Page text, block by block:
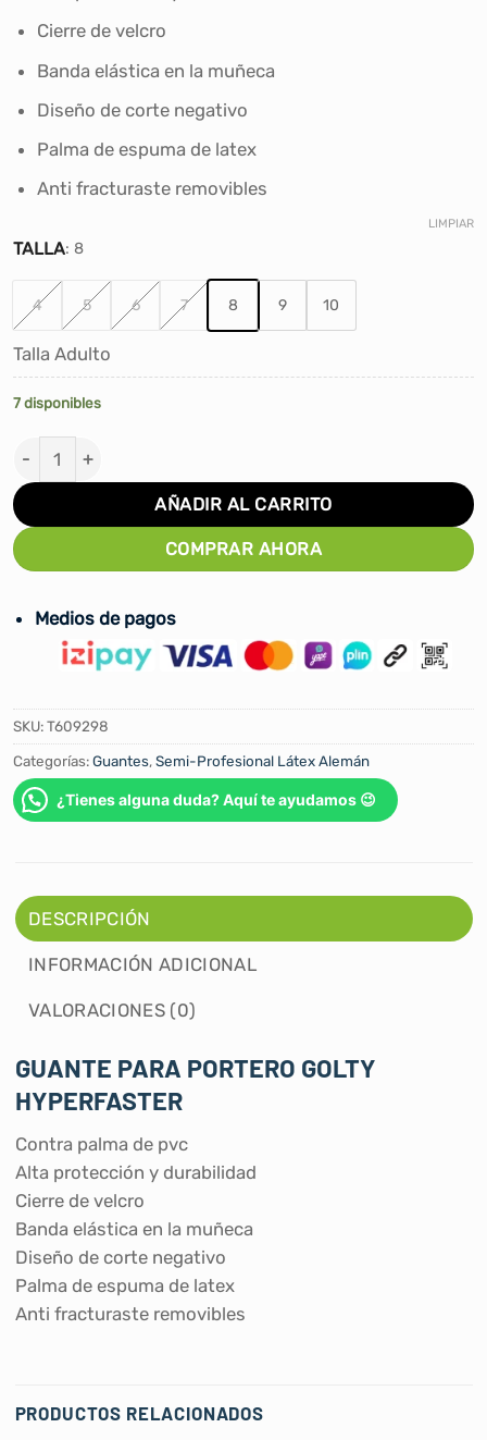
S/150.00.
Cierre de velcro
Banda elástica en la muñeca
Diseño de corte negativo
Palma de espuma de latex
Anti fracturaste removibles
TALLA: 8
4 5 6 7 8 9 10
LIMPIAR
Talla Adulto
7 disponibles
GUANTES DE ARQUERO FUTBOL GOLTY
AÑADIR AL CARRITO
COMPRAR AHORA
Medios de pagos
SKU:T609298
Categorías:Guantes,Semi-Profesional Látex Alemán
¿Tienes alguna duda? Aquí te ayudamos 😉
DESCRIPCIÓN
INFORMACIÓN ADICIONAL
VALORACIONES (0)
GUANTE PARA PORTERO GOLTY
HYPERFASTER
Contra palma de pvc
Alta protección y durabilidad
Cierre de velcro
Banda elástica en la muñeca
Diseño de corte negativo
Palma de espuma de latex
Anti fracturaste removibles
PRODUCTOS RELACIONADOS